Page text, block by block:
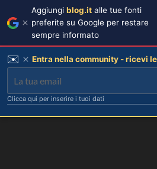
Aggiungi blog.it alle tue fonti
preferite su Google per restare
sempre informato
✉️ Entra nella community - ricevi
Clicca qui per inserire i tuoi dati